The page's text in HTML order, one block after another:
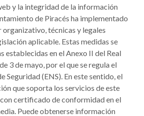
y la integridad de la información
de Piracés ha implementado
técnicas y legales
aplicable. Estas medidas se
establecidas en el Anexo II del Real
3 de mayo, por el que se regula el
Seguridad (ENS). En este sentido, el
que soporta los servicios de este
certificado de conformidad en el
Puede obtenerse información